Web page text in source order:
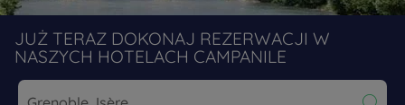
JUŻ TERAZ DOKONAJ REZERWACJI W
NASZYCH HOTELACH CAMPANILE